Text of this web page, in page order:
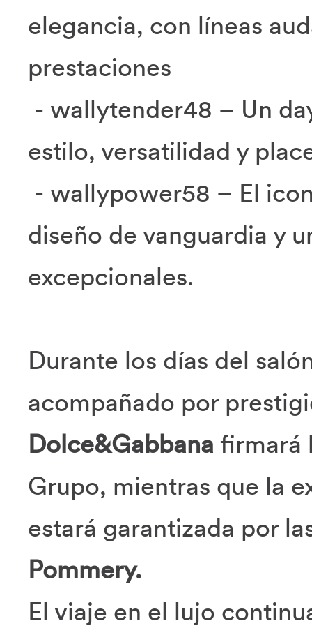
elegancia, con líneas
prestaciones
- wallytender48 – Un
estilo, versatilidad y
- wallypower58 – El
diseño de vanguardia y
excepcionales.
Durante los días del
acompañado por
Dolce&Gabbana firmará
Grupo, mientras que la
estará garantizada por
Pommery.
El viaje en el lujo